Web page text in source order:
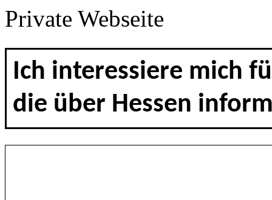
Private Webseite
Ich interessiere mich
die über Hessen